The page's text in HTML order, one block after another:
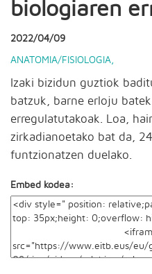
biologiaren
2022/04/09
ANATOMIA/FISIOLOGIA
Izaki bizidun guztiok
batzuk, barne erloju
erregulatutakoak. Loa,
zirkadianoetako bat da,
funtzionatzen duelako.
Embed kodea: